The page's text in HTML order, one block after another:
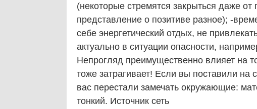
(некоторые стремятся закрыться даже от
представление о позитиве разное); -
себе энергетический отдых, не
актуально в ситуации опасности,
Непрогляд преимущественно влияет на
тоже затрагивает! Если вы поставили на
вас перестали замечать окружающие:
тонкий. Источник сеть